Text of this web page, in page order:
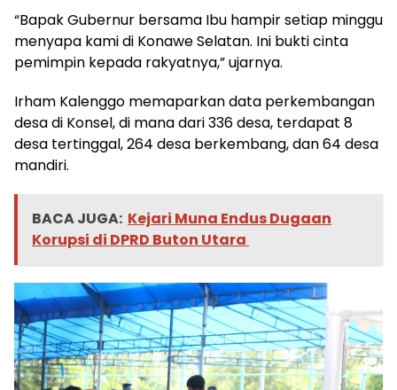
“Bapak Gubernur bersama Ibu hampir setiap minggu
menyapa kami di Konawe Selatan. Ini bukti cinta
pemimpin kepada rakyatnya,” ujarnya.
Irham Kalenggo memaparkan data perkembangan
desa di Konsel, di mana dari 336 desa, terdapat 8
desa tertinggal, 264 desa berkembang, dan 64 desa
mandiri.
BACA JUGA: Kejari Muna Endus Dugaan
Korupsi di DPRD Buton Utara